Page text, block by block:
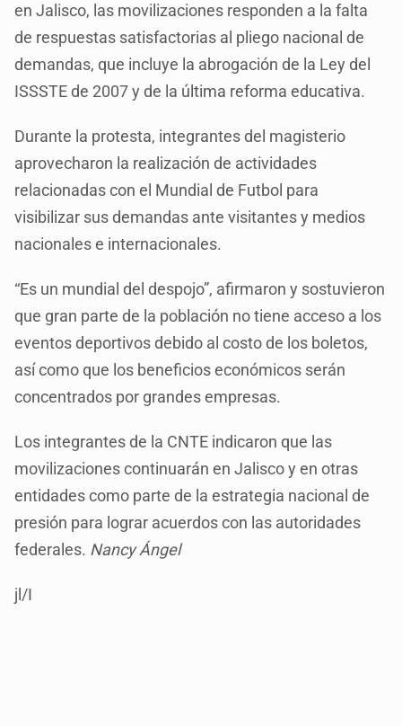
en Jalisco, las movilizaciones responden a la falta
de respuestas satisfactorias al pliego nacional de
demandas, que incluye la abrogación de la Ley del
ISSSTE de 2007 y de la última reforma educativa.
Durante la protesta, integrantes del magisterio
aprovecharon la realización de actividades
relacionadas con el Mundial de Futbol para
visibilizar sus demandas ante visitantes y medios
nacionales e internacionales.
“Es un mundial del despojo”, afirmaron y sostuvieron
que gran parte de la población no tiene acceso a los
eventos deportivos debido al costo de los boletos,
así como que los beneficios económicos serán
concentrados por grandes empresas.
Los integrantes de la CNTE indicaron que las
movilizaciones continuarán en Jalisco y en otras
entidades como parte de la estrategia nacional de
presión para lograr acuerdos con las autoridades
federales. Nancy Ángel
jl/I